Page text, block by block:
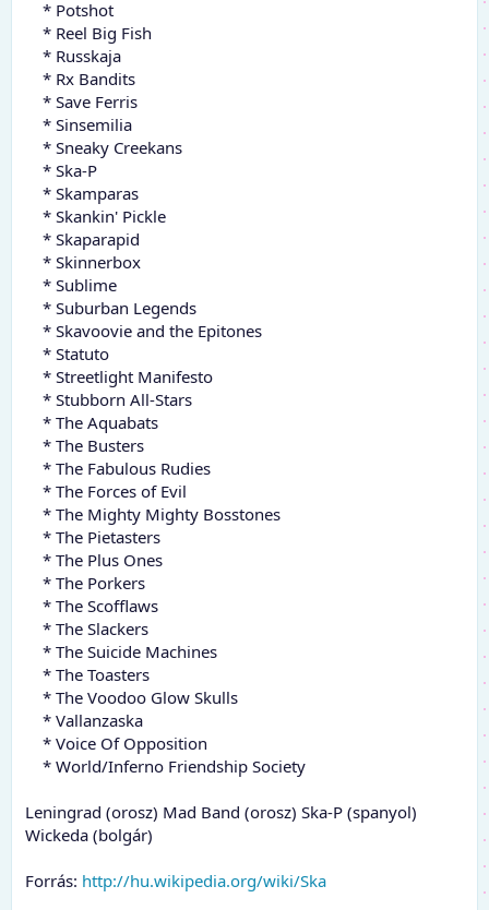
* Potshot
* Reel Big Fish
* Russkaja
* Rx Bandits
* Save Ferris
* Sinsemilia
* Sneaky Creekans
* Ska-P
* Skamparas
* Skankin' Pickle
* Skaparapid
* Skinnerbox
* Sublime
* Suburban Legends
* Skavoovie and the Epitones
* Statuto
* Streetlight Manifesto
* Stubborn All-Stars
* The Aquabats
* The Busters
* The Fabulous Rudies
* The Forces of Evil
* The Mighty Mighty Bosstones
* The Pietasters
* The Plus Ones
* The Porkers
* The Scofflaws
* The Slackers
* The Suicide Machines
* The Toasters
* The Voodoo Glow Skulls
* Vallanzaska
* Voice Of Opposition
* World/Inferno Friendship Society
Leningrad (orosz) Mad Band (orosz) Ska-P (spanyol)
Wickeda (bolgár)
Forrás: http://hu.wikipedia.org/wiki/Ska